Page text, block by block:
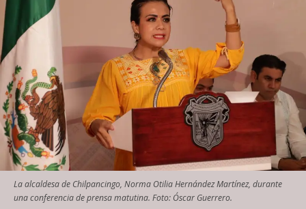
La alcaldesa de Chilpancingo, Norma Otilia Hernández Martínez, durante
una conferencia de prensa matutina. Foto: Óscar Guerrero.